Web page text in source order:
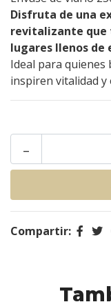
Disfruta de una
revitalizante que
lugares llenos de
Ideal para quienes
inspiren vitalidad y
-
Compartir: